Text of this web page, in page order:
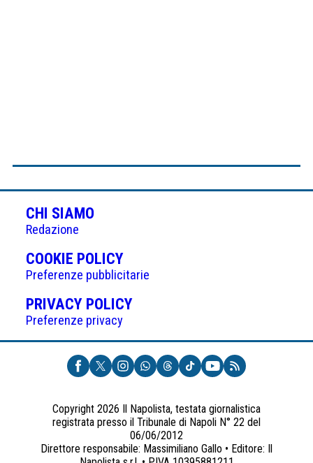
CHI SIAMO
Redazione
COOKIE POLICY(APRE
IN
UNA
NUOVA
Preferenze pubblicitarie
PRIVACY POLICY(APRE
UNA
NUOVA
SCHEDA)
Preferenze privacy
Copyright 2026 Il Napolista, testata giornalistica
registrata presso il Tribunale di Napoli N° 22 del
06/06/2012
Direttore responsabile: Massimiliano Gallo • Editore: Il